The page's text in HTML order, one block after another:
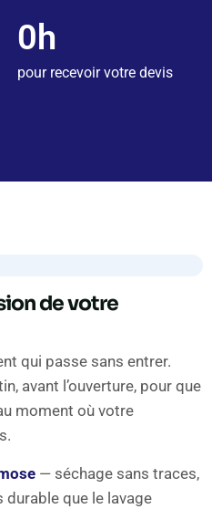
pour recevoir votre devis
0 h
de votre
qui passe sans entrer.
avant l’ouverture, pour que
moment où votre
— séchage sans traces,
que le lavage